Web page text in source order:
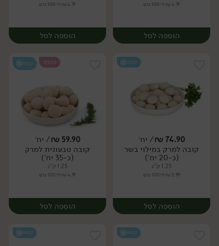
4.79 ₪ ל-100 גרם
הוספה לסל
יח׳
4.79 ₪ ל-100 גרם
הוספה לסל
יח׳
קפוא
74.90
₪/ יח׳
קובה למרק במילוי בשר
(כ-20 יח')
1.25 ק"ג
5.99 ₪ ל-100 גרם
הוספה לסל
טבעוני קפוא
59.90
₪/ יח׳
קובה טבעונית למרק
(כ-35 יח')
1.25 ק"ג
4.79 ₪ ל-100 גרם
הוספה לסל
קפוא קפוא